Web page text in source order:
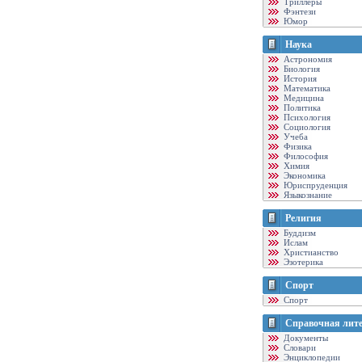
Фэнтези
Юмор
Наука
Астрономия
Биология
История
Математика
Медицина
Политика
Психология
Социология
Учеба
Физика
Философия
Химия
Экономика
Юриспруденция
Языкознание
Религия
Буддизм
Ислам
Христианство
Эзотерика
Спорт
Спорт
Справочная
Документы
Словари
Энциклопедии